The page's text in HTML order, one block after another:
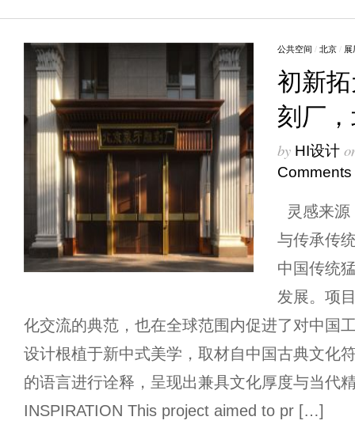
公共空间 / 北京 /
初新
刻厂
by HI设计
Comments
灵感来源
与传承传
中国传统
发展。项
化交流的典范，也在全球范围内促进了对中国
设计根植于新中式美学，取材自中国古典文化
的语言进行诠释，呈现出兼具文化厚度与当代
INSPIRATION This project aimed to pr […]